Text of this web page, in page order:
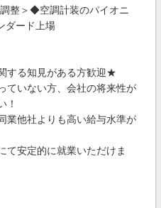
整＞◆空調計装のパイオニ
ダード上場
する知見がある方歓迎★
ていない方、会社の将来性が
！
業他社よりも高い給与水準が
安定的に就業いただけま